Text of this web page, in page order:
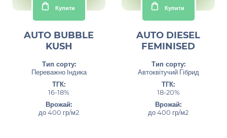
Купити
AUTO BUBBLE
KUSH
Тип сорту:
Переважно Індика
ТГК:
16-18%
Врожай:
до 400 гр/м2
Купити
AUTO DIESEL
FEMINISED
Тип сорту:
Автоквітучий Гібрид
ТГК:
18-20%
Врожай:
до 400 гр/м2